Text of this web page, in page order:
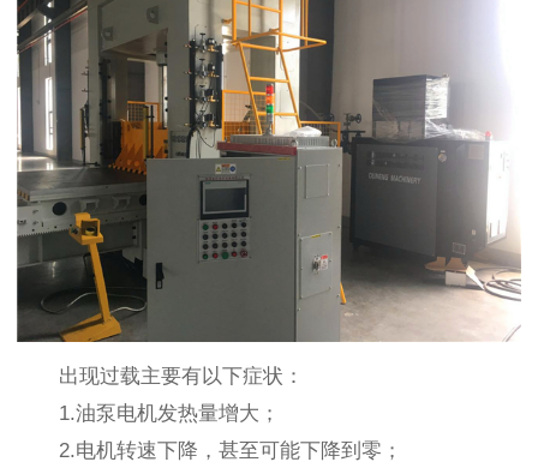
出现过载主要有以下症状：
1.油泵电机发热量增大；
2.电机转速下降，甚至可能下降到零；